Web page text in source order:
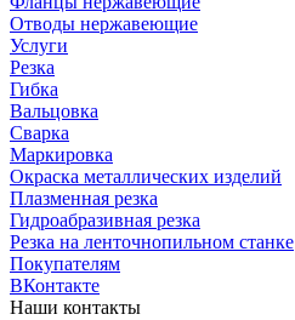
Отводы нержавеющие
Услуги
Резка
Гибка
Вальцовка
Сварка
Маркировка
Окраска металлических изделий
Плазменная резка
Гидроабразивная резка
Резка на ленточнопильном станке
Покупателям
ВКонтакте
Наши контакты